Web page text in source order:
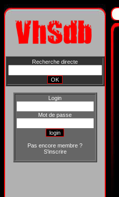
Recherche directe
Login
Mot de passe
Pas encore membre ?
S'inscrire